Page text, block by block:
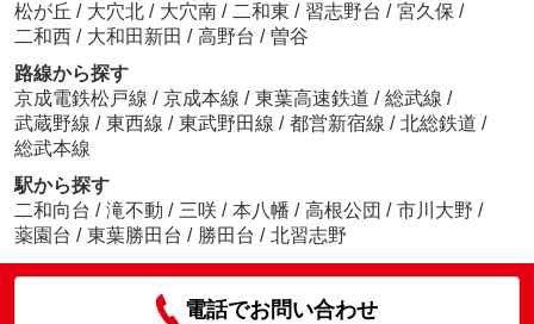
松が丘 / 大穴北 / 大穴南 / 二和東 / 習志野台 / 宮久保 /
二和西 / 大和田新田 / 高野台 / 曽谷
路線から探す
京成電鉄松戸線 / 京成本線 / 東葉高速鉄道 / 総武線 /
武蔵野線 / 東西線 / 東武野田線 / 都営新宿線 / 北総鉄道 /
総武本線
駅から探す
二和向台 / 滝不動 / 三咲 / 本八幡 / 高根公団 / 市川大野 /
薬園台 / 東葉勝田台 / 勝田台 / 北習志野
電話でお問い合わせ